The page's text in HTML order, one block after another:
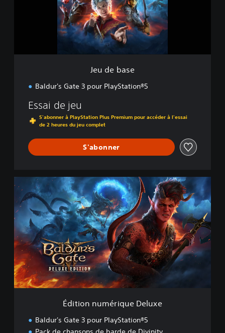
Jeu de base
Baldur's Gate 3 pour PlayStation®5
Essai de jeu
S'abonner à PlayStation Plus Premium pour accéder à l'essai
de 2 heures du jeu complet
S'abonner
t
i
o
n
n
u
m
é
r
Édition numérique Deluxe
Baldur's Gate 3 pour PlayStation®5